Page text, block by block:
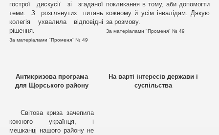
гострої дискусії зі згаданої
теми. З розглянутих питань
колегія ухвалила відповідні
рішення.
За матеріалами "Променя" № 49
покликання в тому, аби допомогти
кожному й усім інвалідам. Дякую
за розмову.
За матеріалами "Променя" № 49
Антикризова програма
для Щорського району
На варті інтересів держави і
суспільства
Світова криза зачепила
кожного українця, і
мешканці нашого району не